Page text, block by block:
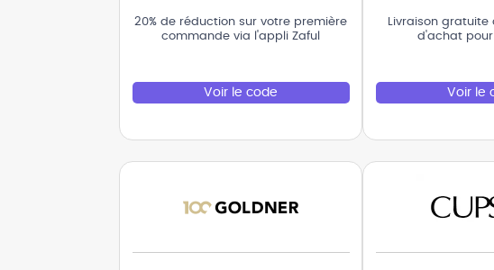
20% de réduction sur votre première
commande via l'appli Zaful
Voir le code
Livraison
d'achat pour
Voir le